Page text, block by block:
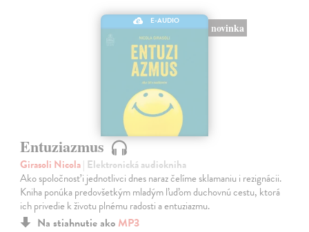
E-AUDIO
novinka
Entuziazmus
Girasoli Nicola| Elektronická audiokniha
Ako spoločnosť i jednotlivci dnes naraz čelíme sklamaniu i rezignácii.
Kniha ponúka predovšetkým mladým ľuďom duchovnú cestu, ktorá
ich privedie k životu plnému radosti a entuziazmu.
Na stiahnutie ako MP3